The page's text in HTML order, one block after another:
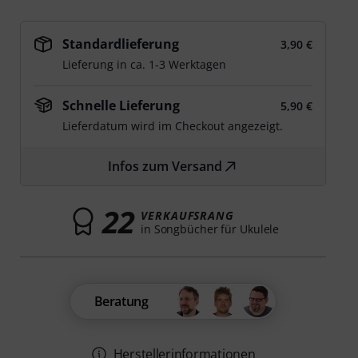
Standardlieferung
3,90 €
Lieferung in ca. 1-3 Werktagen
Schnelle Lieferung
5,90 €
Lieferdatum wird im Checkout angezeigt.
Infos zum Versand
22 VERKAUFSRANG
in Songbücher für Ukulele
Beratung
Herstellerinformationen